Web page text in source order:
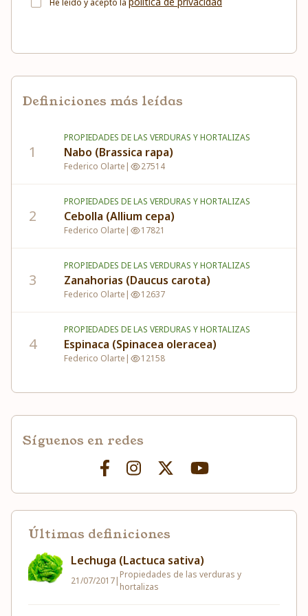
He leído y acepto la
Definiciones más leídas
1
PROPIEDADES DE LAS VERDURAS Y HORTALIZAS
Nabo (Brassica rapa)
Federico Olarte | 27514
2
PROPIEDADES DE LAS VERDURAS Y HORTALIZAS
Cebolla (Allium cepa)
Federico Olarte | 17821
3
PROPIEDADES DE LAS VERDURAS Y HORTALIZAS
Zanahorias (Daucus carota)
Federico Olarte | 12637
4
PROPIEDADES DE LAS VERDURAS Y HORTALIZAS
Espinaca (Spinacea oleracea)
Federico Olarte | 12158
Síguenos en redes
Últimas definiciones
Lechuga (Lactuca sativa)
21/07/2017|
Propiedades de las verduras y
hortalizas